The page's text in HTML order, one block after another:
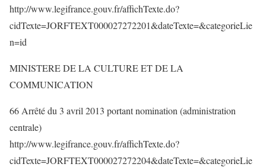
http://www.legifrance.gouv.fr/affichTexte.do?
cidTexte=JORFTEXT000027272201&dateTexte=&categorieLie
n=id
MINISTERE DE LA CULTURE ET DE LA
COMMUNICATION
66 Arrêté du 3 avril 2013 portant nomination (administration
centrale)
http://www.legifrance.gouv.fr/affichTexte.do?
cidTexte=JORFTEXT000027272204&dateTexte=&categorieLie